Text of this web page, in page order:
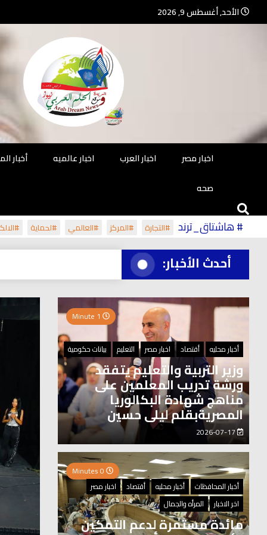
الأحد, أغسطس 9, 2026
جريدة مستقلة – صحافة تضيئ لك
اخبار مصر
اخبار العرب اخبار عالميه أخبار
صحه
# هاشتاق_ترند #التجارة #المركز #العالمي #لحماية
أحدث الأخبار:
أخبار محليه أقتصاد اخبار مصر التعليم بيانات حكومية
وزير التربية والتعليم يتفقد
ورشة تدريب المعلمين على
مناهج شهادة البكالوريا
المصريةبقلم ليلى حسين
2026-07-17
أخبار المحافظات
أخبار محليه أقتصاد
اخبار مصر
اخر الاخبار
المرأه والجمال
مائدة مستمرة لدعم التمكين
0 Minutes